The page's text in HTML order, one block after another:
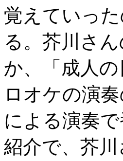
覚えていっ
る。芥川さ
か、「成人
ロオケの演
による演奏
紹介で、芥川